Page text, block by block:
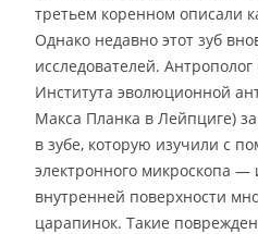
третьем коренном описали
Однако недавно этот зуб
исследователей.
Института эволюционной
Макса Планка в Лейпциге)
в зубе, которую изучили с
электронного микроскопа
внутренней поверхности
царапинок. Такие